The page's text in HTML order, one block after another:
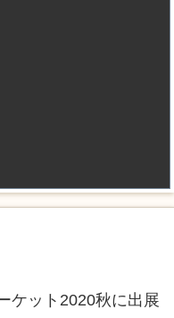
ケット2020秋に出展